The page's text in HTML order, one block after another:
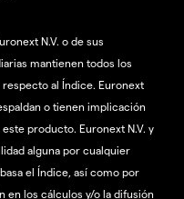
N.V. o de sus
mantienen todos los
al Índice. Euronext
o tienen implicación
producto. Euronext N.V. y
alguna por cualquier
el Índice, así como por
en los cálculos y/o la difusión